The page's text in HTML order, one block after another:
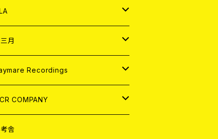
CONTENTS
ログ
レル
月
Recordings
COMPANY
舎